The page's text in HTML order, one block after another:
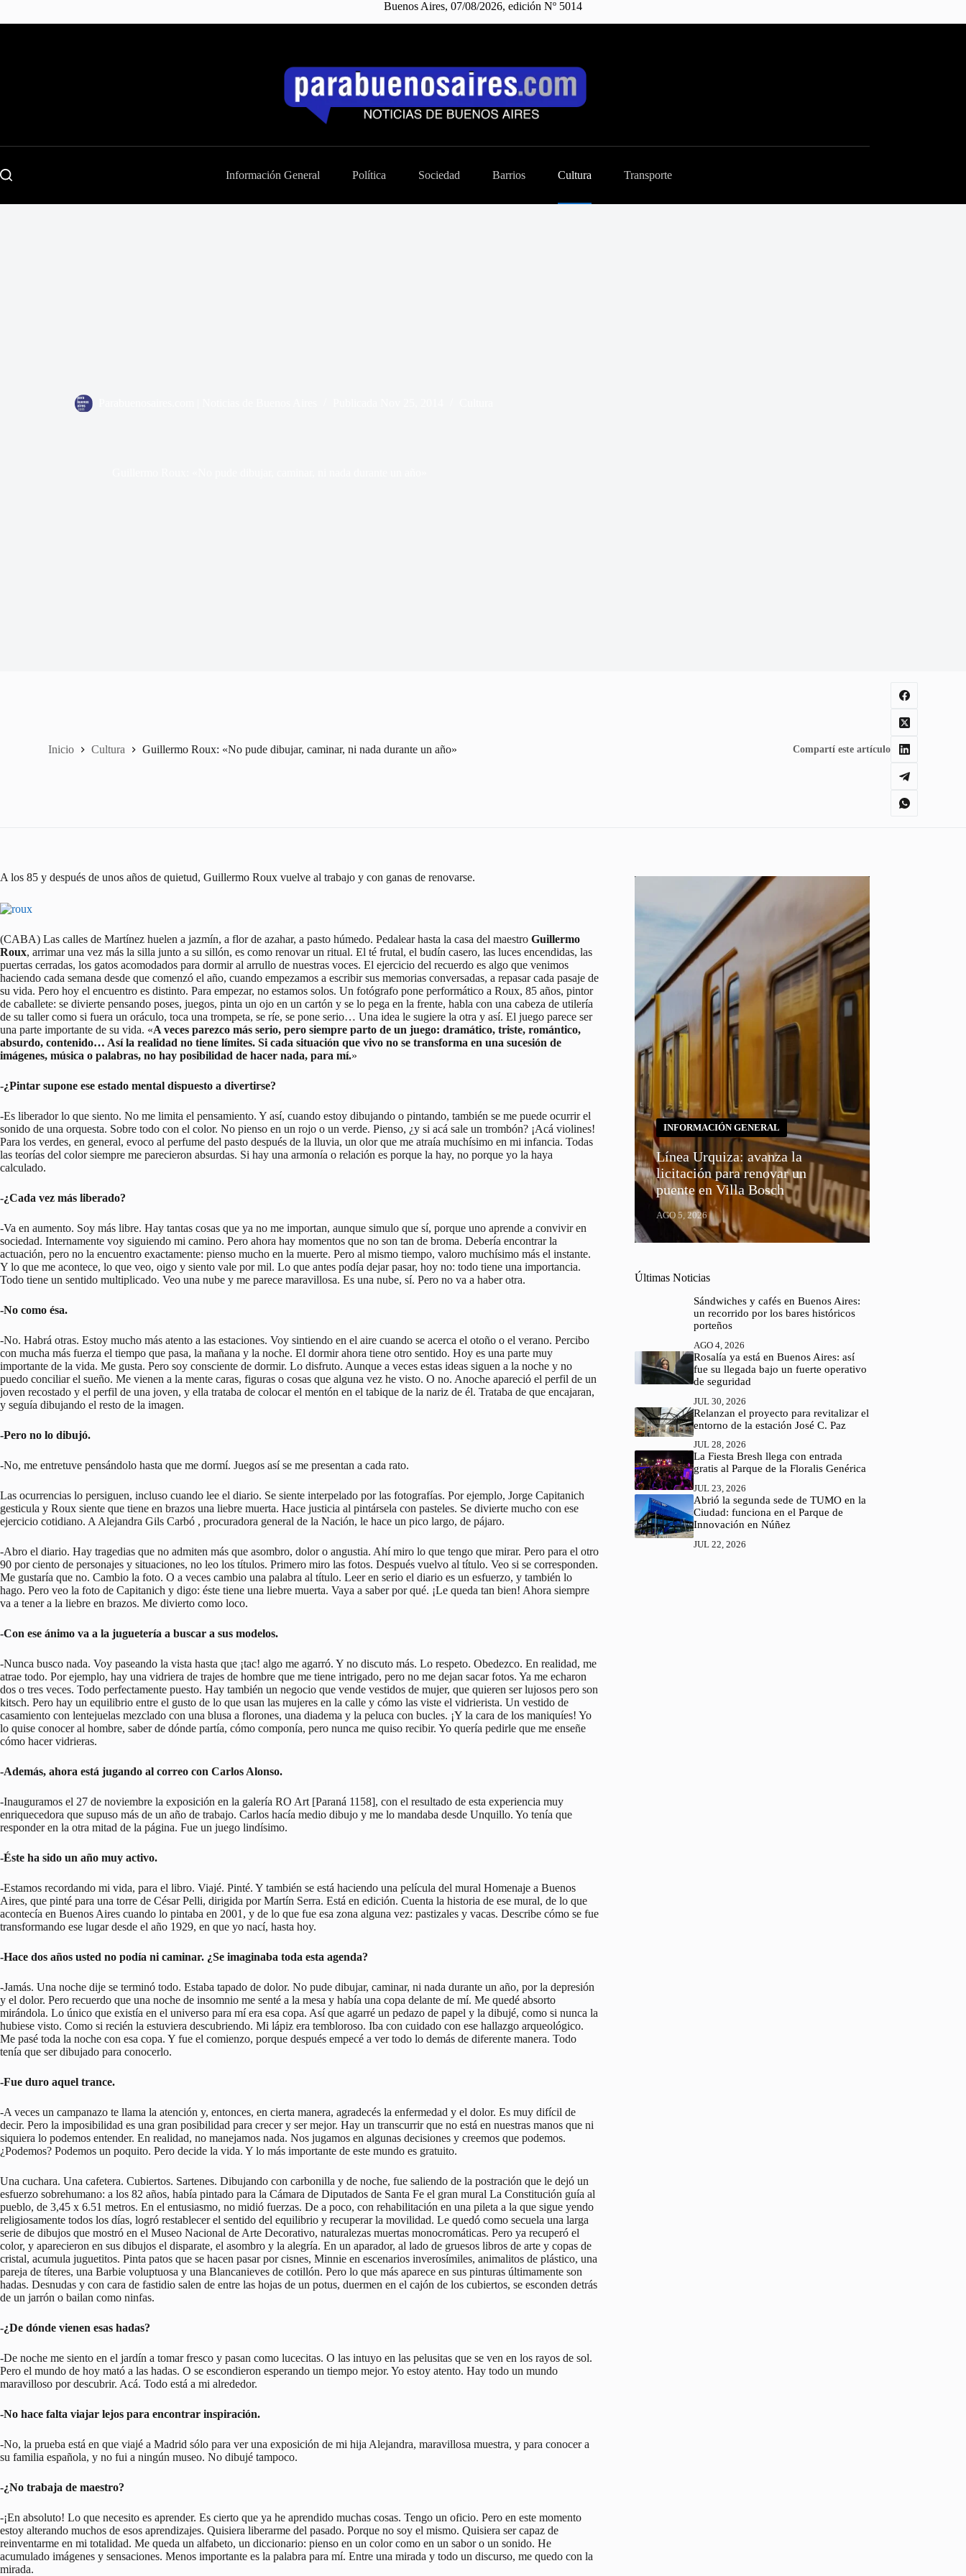
Buenos Aires, 07/08/2026, edición Nº 5014
Información General Política Sociedad Barrios Cultura Transporte
Inicio Cultura Guillermo Roux: «No pude dibujar, caminar, ni nada durante un año» Compartí este artículo
A los 85 y después de unos años de quietud, Guillermo Roux vuelve al trabajo y con ganas de renovarse.
(CABA) Las calles de Martínez huelen a jazmín, a flor de azahar, a pasto húmedo. Pedalear hasta la casa del maestro Guillermo
Roux, arrimar una vez más la silla junto a su sillón, es como renovar un ritual. El té frutal, el budín casero, las luces encendidas, las
puertas cerradas, los gatos acomodados para dormir al arrullo de nuestras voces. El ejercicio del recuerdo es algo que venimos
haciendo cada semana desde que comenzó el año, cuando empezamos a escribir sus memorias conversadas, a repasar cada pasaje de
su vida. Pero hoy el encuentro es distinto. Para empezar, no estamos solos. Un fotógrafo pone performático a Roux, 85 años, pintor
de caballete: se divierte pensando poses, juegos, pinta un ojo en un cartón y se lo pega en la frente, habla con una cabeza de utilería
de su taller como si fuera un oráculo, toca una trompeta, se ríe, se pone serio… Una idea le sugiere la otra y así. El juego parece ser
una parte importante de su vida. «A veces parezco más serio, pero siempre parto de un juego: dramático, triste, romántico,
absurdo, contenido… Así la realidad no tiene límites. Si cada situación que vivo no se transforma en una sucesión de
imágenes, música o palabras, no hay posibilidad de hacer nada, para mí.»
-¿Pintar supone ese estado mental dispuesto a divertirse?
-Es liberador lo que siento. No me limita el pensamiento. Y así, cuando estoy dibujando o pintando, también se me puede ocurrir el
sonido de una orquesta. Sobre todo con el color. No pienso en un rojo o un verde. Pienso, ¿y si acá sale un trombón? ¡Acá violines!
Para los verdes, en general, evoco al perfume del pasto después de la lluvia, un olor que me atraía muchísimo en mi infancia. Todas
las teorías del color siempre me parecieron absurdas. Si hay una armonía o relación es porque la hay, no porque yo la haya
calculado.
-¿Cada vez más liberado?
-Va en aumento. Soy más libre. Hay tantas cosas que ya no me importan, aunque simulo que sí, porque uno aprende a convivir en
sociedad. Internamente voy siguiendo mi camino. Pero ahora hay momentos que no son tan de broma. Debería encontrar la
actuación, pero no la encuentro exactamente: pienso mucho en la muerte. Pero al mismo tiempo, valoro muchísimo más el instante.
Y lo que me acontece, lo que veo, oigo y siento vale por mil. Lo que antes podía dejar pasar, hoy no: todo tiene una importancia.
Todo tiene un sentido multiplicado. Veo una nube y me parece maravillosa. Es una nube, sí. Pero no va a haber otra.
-No como ésa.
-No. Habrá otras. Estoy mucho más atento a las estaciones. Voy sintiendo en el aire cuando se acerca el otoño o el verano. Percibo
con mucha más fuerza el tiempo que pasa, la mañana y la noche. El dormir ahora tiene otro sentido. Hoy es una parte muy
importante de la vida. Me gusta. Pero soy consciente de dormir. Lo disfruto. Aunque a veces estas ideas siguen a la noche y no
puedo conciliar el sueño. Me vienen a la mente caras, figuras o cosas que alguna vez he visto. O no. Anoche apareció el perfil de un
joven recostado y el perfil de una joven, y ella trataba de colocar el mentón en el tabique de la nariz de él. Trataba de que encajaran,
y seguía dibujando el resto de la imagen.
-Pero no lo dibujó.
-No, me entretuve pensándolo hasta que me dormí. Juegos así se me presentan a cada rato.
Las ocurrencias lo persiguen, incluso cuando lee el diario. Se siente interpelado por las fotografías. Por ejemplo, Jorge Capitanich
gesticula y Roux siente que tiene en brazos una liebre muerta. Hace justicia al pintársela con pasteles. Se divierte mucho con ese
ejercicio cotidiano. A Alejandra Gils Carbó , procuradora general de la Nación, le hace un pico largo, de pájaro.
-Abro el diario. Hay tragedias que no admiten más que asombro, dolor o angustia. Ahí miro lo que tengo que mirar. Pero para el otro
90 por ciento de personajes y situaciones, no leo los títulos. Primero miro las fotos. Después vuelvo al título. Veo si se corresponden.
Me gustaría que no. Cambio la foto. O a veces cambio una palabra al título. Leer en serio el diario es un esfuerzo, y también lo
hago. Pero veo la foto de Capitanich y digo: éste tiene una liebre muerta. Vaya a saber por qué. ¡Le queda tan bien! Ahora siempre
va a tener a la liebre en brazos. Me divierto como loco.
-Con ese ánimo va a la juguetería a buscar a sus modelos.
-Nunca busco nada. Voy paseando la vista hasta que ¡tac! algo me agarró. Y no discuto más. Lo respeto. Obedezco. En realidad, me
atrae todo. Por ejemplo, hay una vidriera de trajes de hombre que me tiene intrigado, pero no me dejan sacar fotos. Ya me echaron
dos o tres veces. Todo perfectamente puesto. Hay también un negocio que vende vestidos de mujer, que quieren ser lujosos pero son
kitsch. Pero hay un equilibrio entre el gusto de lo que usan las mujeres en la calle y cómo las viste el vidrierista. Un vestido de
casamiento con lentejuelas mezclado con una blusa a florones, una diadema y la peluca con bucles. ¡Y la cara de los maniquíes! Yo
lo quise conocer al hombre, saber de dónde partía, cómo componía, pero nunca me quiso recibir. Yo quería pedirle que me enseñe
cómo hacer vidrieras.
-Además, ahora está jugando al correo con Carlos Alonso.
-Inauguramos el 27 de noviembre la exposición en la galería RO Art [Paraná 1158], con el resultado de esta experiencia muy
enriquecedora que supuso más de un año de trabajo. Carlos hacía medio dibujo y me lo mandaba desde Unquillo. Yo tenía que
responder en la otra mitad de la página. Fue un juego lindísimo.
-Éste ha sido un año muy activo.
-Estamos recordando mi vida, para el libro. Viajé. Pinté. Y también se está haciendo una película del mural Homenaje a Buenos
Aires, que pinté para una torre de César Pelli, dirigida por Martín Serra. Está en edición. Cuenta la historia de ese mural, de lo que
acontecía en Buenos Aires cuando lo pintaba en 2001, y de lo que fue esa zona alguna vez: pastizales y vacas. Describe cómo se fue
transformando ese lugar desde el año 1929, en que yo nací, hasta hoy.
-Hace dos años usted no podía ni caminar. ¿Se imaginaba toda esta agenda?
-Jamás. Una noche dije se terminó todo. Estaba tapado de dolor. No pude dibujar, caminar, ni nada durante un año, por la depresión
y el dolor. Pero recuerdo que una noche de insomnio me senté a la mesa y había una copa delante de mí. Me quedé absorto
mirándola. Lo único que existía en el universo para mí era esa copa. Así que agarré un pedazo de papel y la dibujé, como si nunca la
hubiese visto. Como si recién la estuviera descubriendo. Mi lápiz era tembloroso. Iba con cuidado con ese hallazgo arqueológico.
Me pasé toda la noche con esa copa. Y fue el comienzo, porque después empecé a ver todo lo demás de diferente manera. Todo
tenía que ser dibujado para conocerlo.
-Fue duro aquel trance.
-A veces un campanazo te llama la atención y, entonces, en cierta manera, agradecés la enfermedad y el dolor. Es muy difícil de
decir. Pero la imposibilidad es una gran posibilidad para crecer y ser mejor. Hay un transcurrir que no está en nuestras manos que ni
siquiera lo podemos entender. En realidad, no manejamos nada. Nos jugamos en algunas decisiones y creemos que podemos.
¿Podemos? Podemos un poquito. Pero decide la vida. Y lo más importante de este mundo es gratuito.
Una cuchara. Una cafetera. Cubiertos. Sartenes. Dibujando con carbonilla y de noche, fue saliendo de la postración que le dejó un
esfuerzo sobrehumano: a los 82 años, había pintado para la Cámara de Diputados de Santa Fe el gran mural La Constitución guía al
pueblo, de 3,45 x 6.51 metros. En el entusiasmo, no midió fuerzas. De a poco, con rehabilitación en una pileta a la que sigue yendo
religiosamente todos los días, logró restablecer el sentido del equilibrio y recuperar la movilidad. Le quedó como secuela una larga
serie de dibujos que mostró en el Museo Nacional de Arte Decorativo, naturalezas muertas monocromáticas. Pero ya recuperó el
color, y aparecieron en sus dibujos el disparate, el asombro y la alegría. En un aparador, al lado de gruesos libros de arte y copas de
cristal, acumula juguetitos. Pinta patos que se hacen pasar por cisnes, Minnie en escenarios inverosímiles, animalitos de plástico, una
pareja de títeres, una Barbie voluptuosa y una Blancanieves de cotillón. Pero lo que más aparece en sus pinturas últimamente son
hadas. Desnudas y con cara de fastidio salen de entre las hojas de un potus, duermen en el cajón de los cubiertos, se esconden detrás
de un jarrón o bailan como ninfas.
-¿De dónde vienen esas hadas?
-De noche me siento en el jardín a tomar fresco y pasan como lucecitas. O las intuyo en las pelusitas que se ven en los rayos de sol.
Pero el mundo de hoy mató a las hadas. O se escondieron esperando un tiempo mejor. Yo estoy atento. Hay todo un mundo
maravilloso por descubrir. Acá. Todo está a mi alrededor.
-No hace falta viajar lejos para encontrar inspiración.
-No, la prueba está en que viajé a Madrid sólo para ver una exposición de mi hija Alejandra, maravillosa muestra, y para conocer a
su familia española, y no fui a ningún museo. No dibujé tampoco.
-¿No trabaja de maestro?
-¡En absoluto! Lo que necesito es aprender. Es cierto que ya he aprendido muchas cosas. Tengo un oficio. Pero en este momento
estoy alterando muchos de esos aprendizajes. Quisiera liberarme del pasado. Porque no soy el mismo. Quisiera ser capaz de
reinventarme en mi totalidad. Me queda un alfabeto, un diccionario: pienso en un color como en un sabor o un sonido. He
acumulado imágenes y sensaciones. Menos importante es la palabra para mí. Entre una mirada y todo un discurso, me quedo con la
mirada.
INFORMACIÓN GENERAL
Línea Urquiza: avanza la
licitación para renovar un
puente en Villa Bosch
AGO 5, 2026
Últimas Noticias
Sándwiches y cafés en Buenos Aires:
un recorrido por los bares históricos
porteños
AGO 4, 2026
Rosalía ya está en Buenos Aires: así
fue su llegada bajo un fuerte operativo
de seguridad
JUL 30, 2026
Relanzan el proyecto para revitalizar el
entorno de la estación José C. Paz
JUL 28, 2026
La Fiesta Bresh llega con entrada
gratis al Parque de la Floralis Genérica
JUL 23, 2026
Abrió la segunda sede de TUMO en la
Ciudad: funciona en el Parque de
Innovación en Núñez
JUL 22, 2026